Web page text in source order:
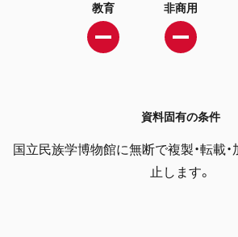
教育 非商用
資料固有の条件
国立民族学博物館に無断で複製・転載
止します。